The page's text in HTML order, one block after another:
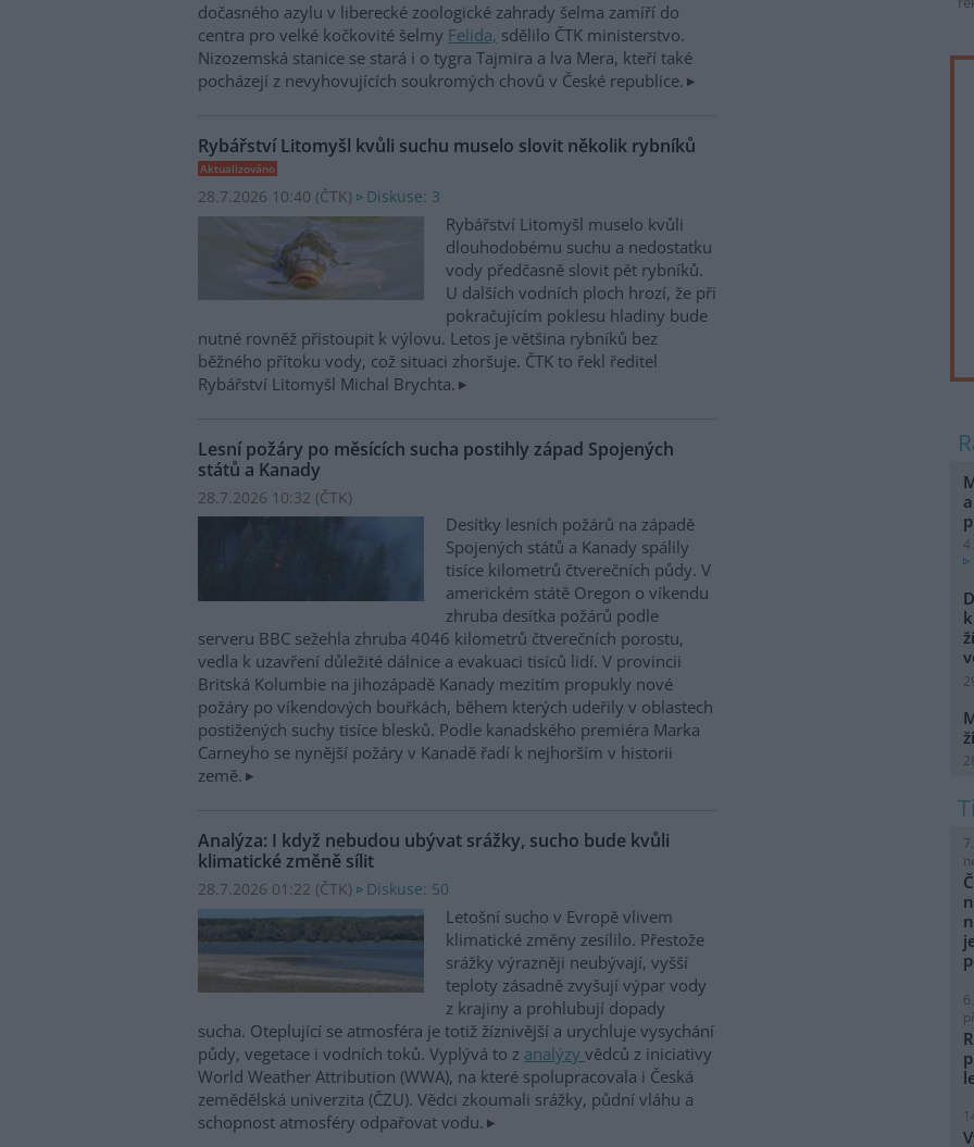
dočasného azylu v liberecké zoologické zahrady šelma zamíří do
centra pro velké kočkovité šelmy Felida, sdělilo ČTK ministerstvo.
Nizozemská stanice se stará i o tygra Tajmira a lva Mera, kteří také
pocházejí z nevyhovujících soukromých chovů v České republice.
Rybářství Litomyšl kvůli suchu muselo slovit několik rybníků
Aktualizováno
28.7.2026 10:40 (ČTK) Diskuse: 3
Rybářství Litomyšl muselo kvůli
dlouhodobému suchu a nedostatku
vody předčasně slovit pět rybníků.
U dalších vodních ploch hrozí, že při
pokračujícím poklesu hladiny bude
nutné rovněž přistoupit k výlovu. Letos je většina rybníků bez
běžného přítoku vody, což situaci zhoršuje. ČTK to řekl ředitel
Rybářství Litomyšl Michal Brychta.
Lesní požáry po měsících sucha postihly západ Spojených
států a Kanady
28.7.2026 10:32 (ČTK)
Desítky lesních požárů na západě
Spojených států a Kanady spálily
tisíce kilometrů čtverečních půdy. V
americkém státě Oregon o víkendu
zhruba desítka požárů podle
serveru BBC sežehla zhruba 4046 kilometrů čtverečních porostu,
vedla k uzavření důležité dálnice a evakuaci tisíců lidí. V provincii
Britská Kolumbie na jihozápadě Kanady mezitím propukly nové
požáry po víkendových bouřkách, během kterých udeřily v oblastech
postižených suchy tisíce blesků. Podle kanadského premiéra Marka
Carneyho se nynější požáry v Kanadě řadí k nejhorším v historii
země.
Analýza: I když nebudou ubývat srážky, sucho bude kvůli
klimatické změně sílit
28.7.2026 01:22 (ČTK) Diskuse: 50
Letošní sucho v Evropě vlivem
klimatické změny zesílilo. Přestože
srážky výrazněji neubývají, vyšší
teploty zásadně zvyšují výpar vody
z krajiny a prohlubují dopady
sucha. Oteplující se atmosféra je totiž žíznivější a urychluje vysychání
půdy, vegetace i vodních toků. Vyplývá to z analýzy vědců z iniciativy
World Weather Attribution (WWA), na které spolupracovala i Česká
zemědělská univerzita (ČZU). Vědci zkoumali srážky, půdní vláhu a
schopnost atmosféry odpařovat vodu.